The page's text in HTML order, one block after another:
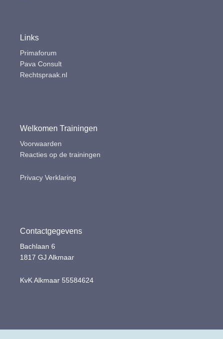
Links
Primaforum
Pava Consult
Rechtspraak.nl
Welkomen Trainingen
Voorwaarden
Reacties op de trainingen
Privacy Verklaring
Contactgegevens
Bachlaan 6
1817 GJ Alkmaar
KvK Alkmaar 55584624